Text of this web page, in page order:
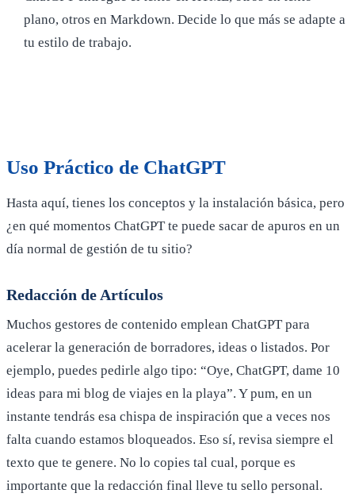
plano, otros en Markdown. Decide lo que más se adapte a
tu estilo de trabajo.
Uso Práctico de ChatGPT
Hasta aquí, tienes los conceptos y la instalación básica, pero
¿en qué momentos ChatGPT te puede sacar de apuros en un
día normal de gestión de tu sitio?
Redacción de Artículos
Muchos gestores de contenido emplean ChatGPT para
acelerar la generación de borradores, ideas o listados. Por
ejemplo, puedes pedirle algo tipo: “Oye, ChatGPT, dame 10
ideas para mi blog de viajes en la playa”. Y pum, en un
instante tendrás esa chispa de inspiración que a veces nos
falta cuando estamos bloqueados. Eso sí, revisa siempre el
texto que te genere. No lo copies tal cual, porque es
importante que la redacción final lleve tu sello personal.